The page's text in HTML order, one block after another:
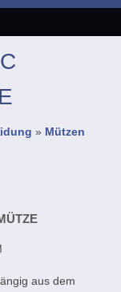
» Mützen
aus dem